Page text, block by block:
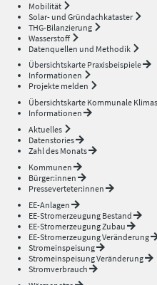
Mobilität
Solar- und Gründachkataster
THG-Bilanzierung
Wasserstoff
Datenquellen und Methodik
Übersichtskarte Praxisbeispiele
Informationen
Projekte melden
Übersichtskarte Kommunale
Informationen
Aktuelles
Datenstories
Zahl des Monats
Kommunen
Bürger:innen
Presseverteter:innen
EE-Anlagen
EE-Stromerzeugung Bestand
EE-Stromerzeugung Zubau
EE-Stromerzeugung Veränderung
Stromeinspeisung
Stromeinspeisung Veränderung
Stromverbrauch